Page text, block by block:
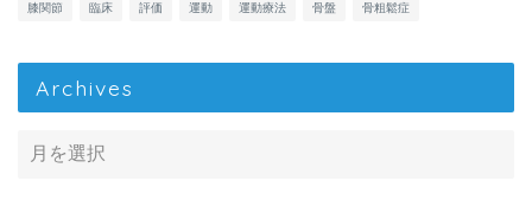
膝関節 臨床 評価 運動 運動療法 骨盤 骨粗鬆症
Archives